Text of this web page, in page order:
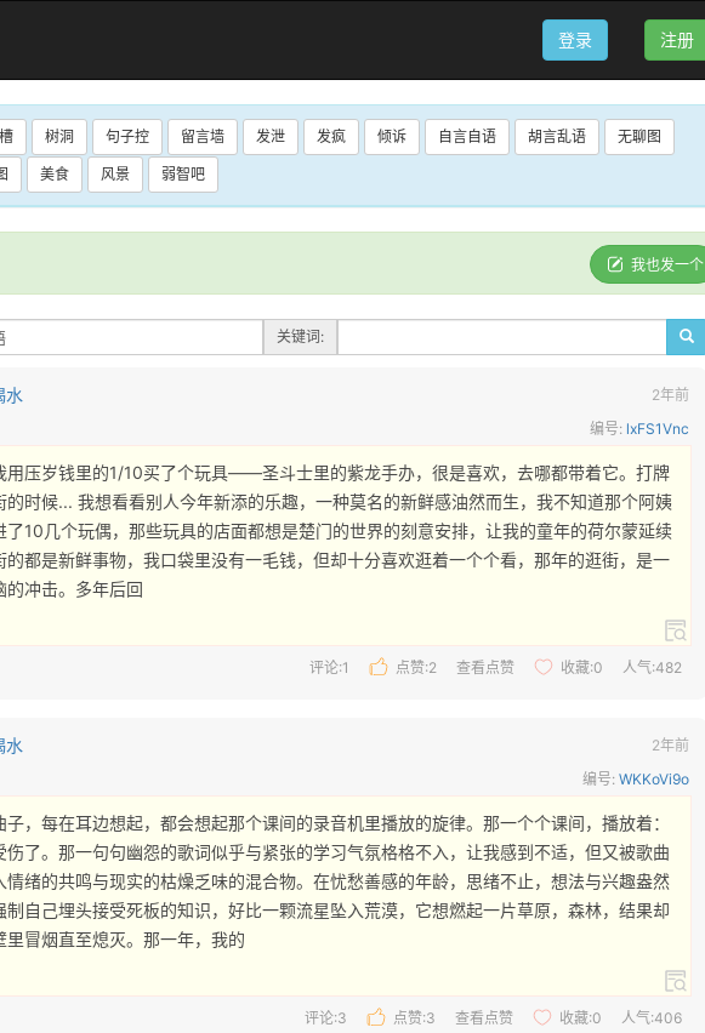
登录 注册
树洞 句子控 留言墙 发泄 发疯 倾诉 自言自语 胡言乱语 无聊图
美食 风景 弱智吧
我也发一个
关键词:
水 2年前
编号: lxFS1Vnc
用压岁钱里的1/10买了个玩具——圣斗士里的紫龙手办，很是喜欢，去哪都带着它。打牌
的时候... 我想看看别人今年新添的乐趣，一种莫名的新鲜感油然而生，我不知道那个阿姨
了10几个玩偶，那些玩具的店面都想是楚门的世界的刻意安排，让我的童年的荷尔蒙延续
的都是新鲜事物，我口袋里没有一毛钱，但却十分喜欢逛着一个个看，那年的逛街，是一
的冲击。多年后回
评论:1 点赞:2 查看点赞 收藏:0 人气:482
水 2年前
编号:WKKoVi9o
子，每在耳边想起，都会想起那个课间的录音机里播放的旋律。那一个个课间，播放着：
伤了。那一句句幽怨的歌词似乎与紧张的学习气氛格格不入，让我感到不适，但又被歌曲
情绪的共鸣与现实的枯燥乏味的混合物。在忧愁善感的年龄，思绪不止，想法与兴趣盎然
制自己埋头接受死板的知识，好比一颗流星坠入荒漠，它想燃起一片草原，森林，结果却
里冒烟直至熄灭。那一年，我的
评论:3 点赞:3 查看点赞 收藏:0 人气:406